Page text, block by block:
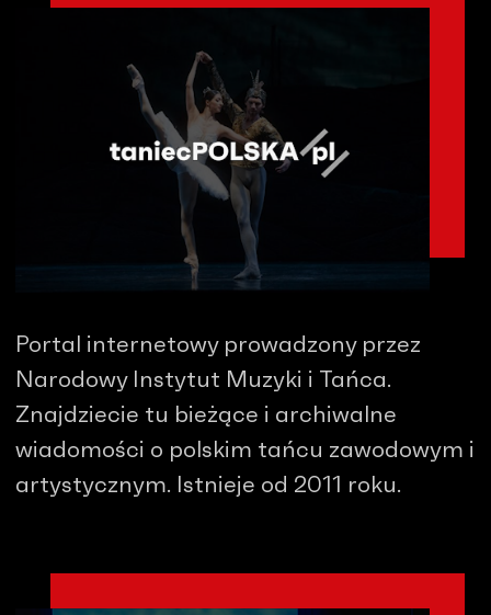
Portal internetowy prowadzony przez
Narodowy Instytut Muzyki i Tańca.
Znajdziecie tu bieżące i archiwalne
wiadomości o polskim tańcu zawodowym i
artystycznym. Istnieje od 2011 roku.